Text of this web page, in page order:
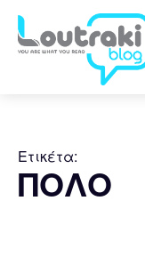
Ετικέτα:
ΠΟΛΟ